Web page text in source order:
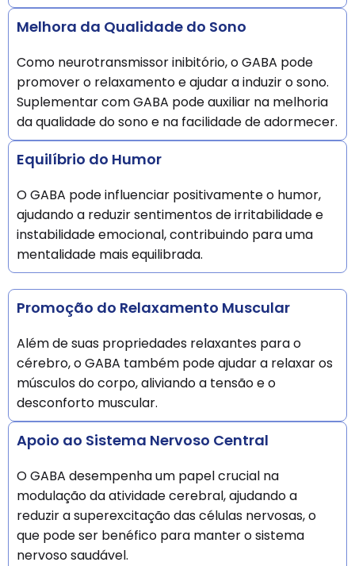
Melhora da Qualidade do Sono
Como neurotransmissor inibitório, o GABA pode
promover o relaxamento e ajudar a induzir o sono.
Suplementar com GABA pode auxiliar na melhoria
da qualidade do sono e na facilidade de adormecer.
Equilíbrio do Humor
O GABA pode influenciar positivamente o humor,
ajudando a reduzir sentimentos de irritabilidade e
instabilidade emocional, contribuindo para uma
mentalidade mais equilibrada.
Promoção do Relaxamento Muscular
Além de suas propriedades relaxantes para o
cérebro, o GABA também pode ajudar a relaxar os
músculos do corpo, aliviando a tensão e o
desconforto muscular.
Apoio ao Sistema Nervoso Central
O GABA desempenha um papel crucial na
modulação da atividade cerebral, ajudando a
reduzir a superexcitação das células nervosas, o
que pode ser benéfico para manter o sistema
nervoso saudável.